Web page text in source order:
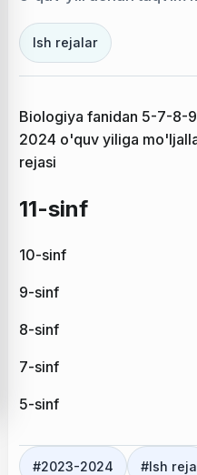
Ish rejalar
Biologiya fanidan 5-7-8-
2024 o'quv yiliga
rejasi
11-sinf
10-sinf
9-sinf
8-sinf
7-sinf
5-sinf
#2023-2024 #Ish reja